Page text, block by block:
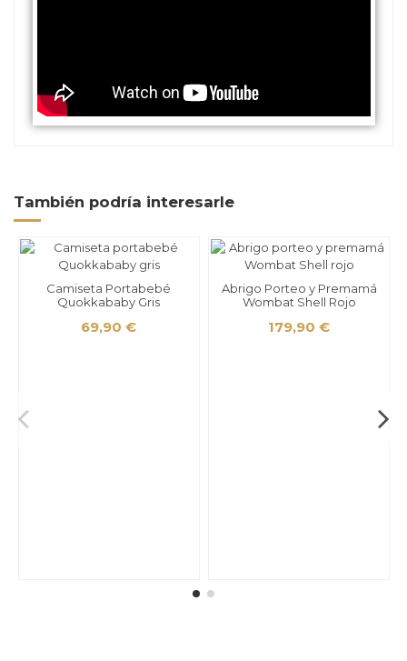
También podría interesarle
Camiseta Portabebé
Quokkababy Gris
69,90 €
Abrigo Porteo y Premamá
Wombat Shell Rojo
179,90 €